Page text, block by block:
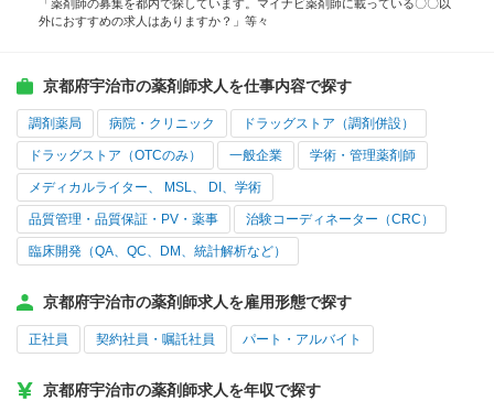
「薬剤師の募集を都内で探しています。マイナビ薬剤師に載っている〇〇以
外におすすめの求人はありますか？」等々
京都府宇治市の薬剤師求人を仕事内容で探す
調剤薬局 病院・クリニック ドラッグストア（調剤併設）
ドラッグストア（OTCのみ） 一般企業 学術・管理薬剤師
メディカルライター、 MSL、 DI、学術
品質管理・品質保証・PV・薬事 治験コーディネーター（CRC）
臨床開発（QA、QC、DM、統計解析など）
京都府宇治市の薬剤師求人を雇用形態で探す
正社員 契約社員・嘱託社員 パート・アルバイト
京都府宇治市の薬剤師求人を年収で探す